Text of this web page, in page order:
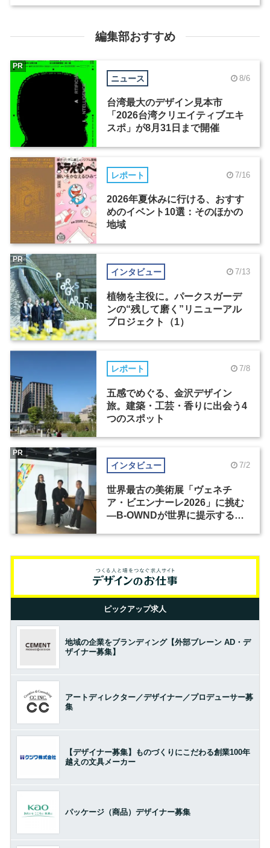
編集部おすすめ
ニュース 8/6
台湾最大のデザイン見本市
「2026台湾クリエイティブエキ
スポ」が8月31日まで開催
PR
レポート 7/16
2026年夏休みに行ける、おすす
めのイベント10選：そのほかの
地域
インタビュー 7/13
植物を主役に。パークスガーデ
ンの“残して磨く”リニューアル
プロジェクト（1）
PR
レポート 7/8
五感でめぐる、金沢デザイン
旅。建築・工芸・香りに出会う4
つのスポット
インタビュー 7/2
世界最古の美術展「ヴェネチ
ア・ビエンナーレ2026」に挑む
―B-OWNDが世界に提示する美
PR
ピックアップ求人
地域の企業をブランディング【外部ブレーン AD・デ
ザイナー募集】
アートディレクター／デザイナー／プロデューサー募
集
【デザイナー募集】ものづくりにこだわる創業100年
越えの文具メーカー
パッケージ（商品）デザイナー募集